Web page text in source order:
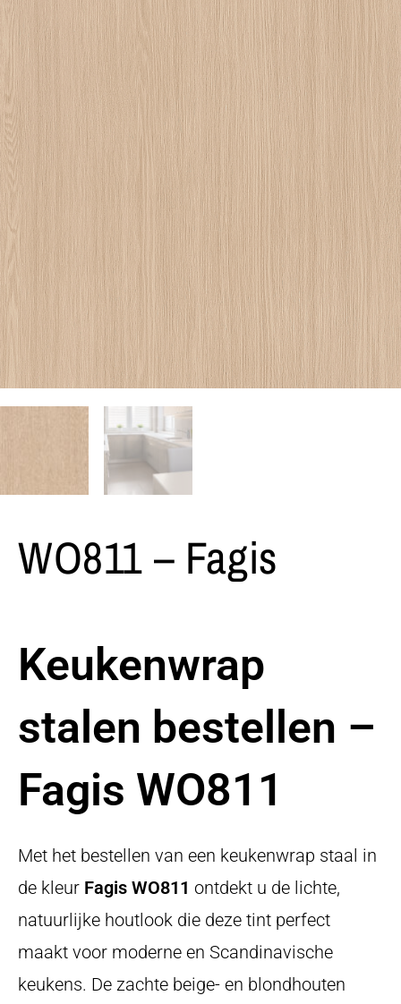
WO811 – Fagis
Keukenwrap
stalen bestellen –
Fagis WO811
Met het bestellen van een keukenwrap staal in
de kleur Fagis WO811 ontdekt u de lichte,
natuurlijke houtlook die deze tint perfect
maakt voor moderne en Scandinavische
keukens. De zachte beige- en blondhouten